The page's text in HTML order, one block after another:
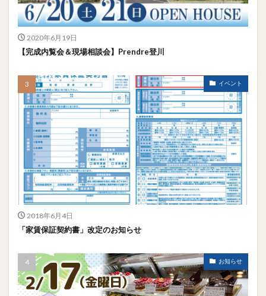
2020年6月19日
【完成内覧会＆現場相談会】Prendre登川
イベント
2018年6月4日
「家賃保証契約書」改定のお知らせ
お知らせ